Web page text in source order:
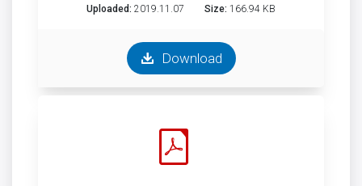
Uploaded: 2019.11.07 Size: 166.94 KB
Download